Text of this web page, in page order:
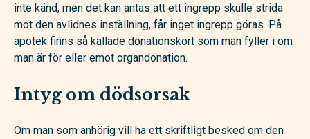
inte känd, men det kan antas att ett ingrepp skulle strida
mot den avlidnes inställning, får inget ingrepp göras. På
apotek finns så kallade donationskort som man fyller i om
man är för eller emot organdonation.
Intyg om dödsorsak
Om man som anhörig vill ha ett skriftligt besked om den